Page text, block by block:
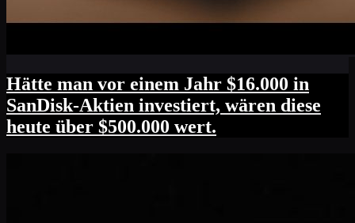
Hätte man vor einem Jahr $16.000 in
SanDisk-Aktien investiert, wären diese
heute über $500.000 wert.